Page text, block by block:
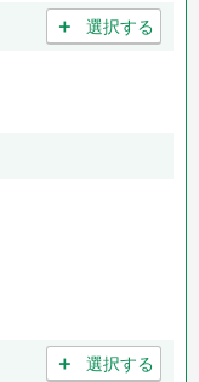
＋ 選択する
＋ 選択する